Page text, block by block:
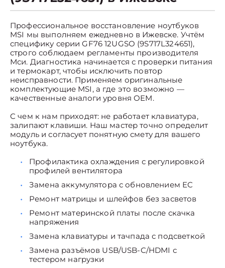
Профессиональное восстановление ноутбуков
MSI мы выполняем ежедневно в Ижевске. Учтём
специфику серии GF76 12UGSO (9S717L324651),
строго соблюдаем регламенты производителя
Мси. Диагностика начинается с проверки питания
и термокарт, чтобы исключить повтор
неисправности. Применяем оригинальные
комплектующие MSI, а где это возможно —
качественные аналоги уровня OEM.
С чем к нам приходят: не работает клавиатура,
залипают клавиши. Наш мастер точно определит
модуль и согласует понятную смету для вашего
ноутбука.
Профилактика охлаждения с регулировкой
профилей вентилятора
Замена аккумулятора с обновлением EC
Ремонт матрицы и шлейфов без засветов
Ремонт материнской платы после скачка
напряжения
Замена клавиатуры и тачпада с подсветкой
Замена разъёмов USB/USB-C/HDMI с
тестером нагрузки